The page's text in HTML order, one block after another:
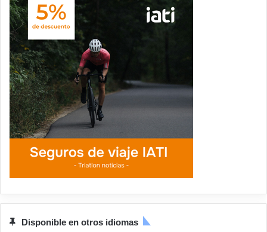
Disponible en otros idiomas